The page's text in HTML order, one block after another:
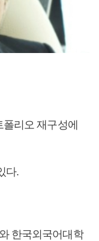
리오 재구성에
다.
한국외국어대학